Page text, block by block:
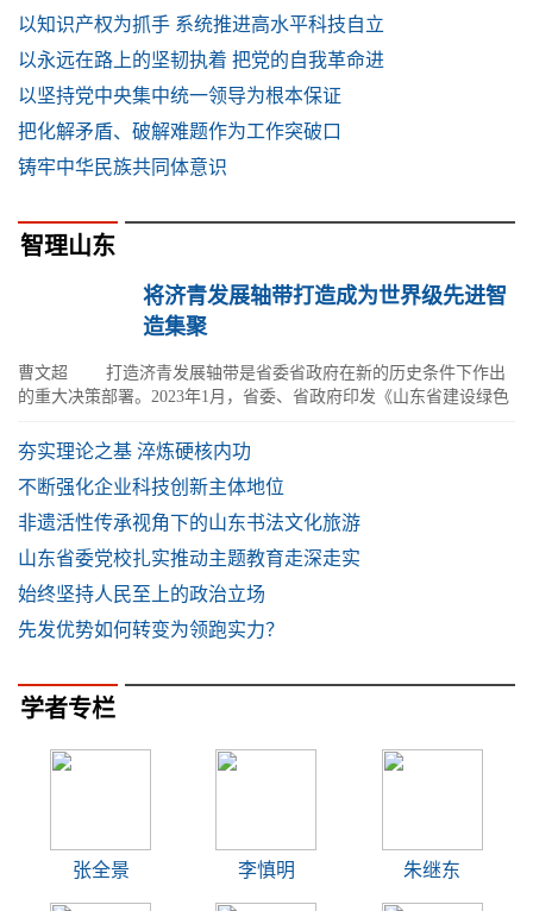
以知识产权为抓手 系统推进高水平科技自立
以永远在路上的坚韧执着 把党的自我革命进
以坚持党中央集中统一领导为根本保证
把化解矛盾、破解难题作为工作突破口
铸牢中华民族共同体意识
智理山东
将济青发展轴带打造成为世界级先进智
造集聚
曹文超 打造济青发展轴带是省委省政府在新的历史条件下作出
的重大决策部署。2023年1月，省委、省政府印发《山东省建设绿色
夯实理论之基 淬炼硬核内功
不断强化企业科技创新主体地位
非遗活性传承视角下的山东书法文化旅游
山东省委党校扎实推动主题教育走深走实
始终坚持人民至上的政治立场
先发优势如何转变为领跑实力？
学者专栏
张全景 李慎明 朱继东